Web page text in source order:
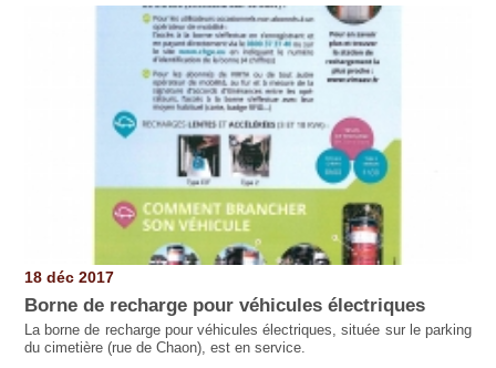
18 déc 2017
Borne de recharge pour véhicules électriques
La borne de recharge pour véhicules électriques, située sur le parking
du cimetière (rue de Chaon), est en service.